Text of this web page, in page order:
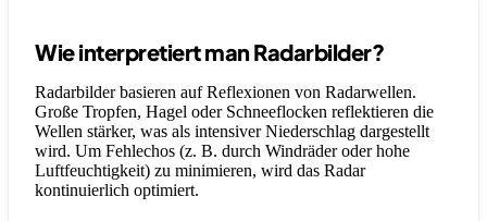
Wie interpretiert man Radarbilder?
Radarbilder basieren auf Reflexionen von Radarwellen.
Große Tropfen, Hagel oder Schneeflocken reflektieren die
Wellen stärker, was als intensiver Niederschlag dargestellt
wird. Um Fehlechos (z. B. durch Windräder oder hohe
Luftfeuchtigkeit) zu minimieren, wird das Radar
kontinuierlich optimiert.